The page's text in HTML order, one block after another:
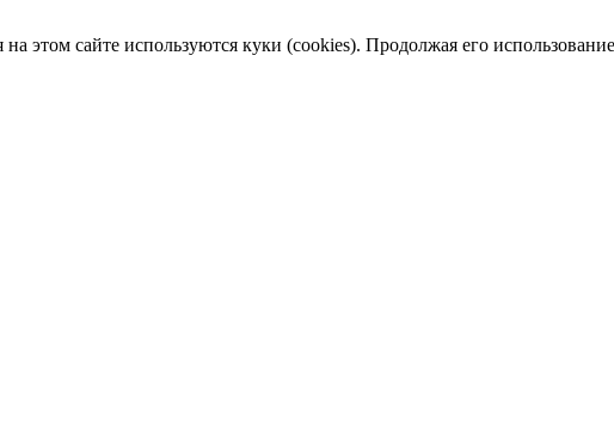
этом сайте используются куки (cookies). Продолжая его